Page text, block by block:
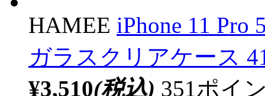
HAMEE iPhone 11 Pro
ガラスクリアケース
¥3,510(税込) 351ポイ